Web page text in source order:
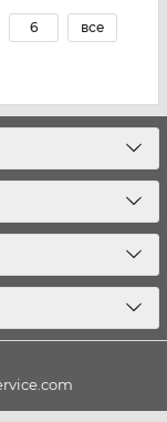
6 все